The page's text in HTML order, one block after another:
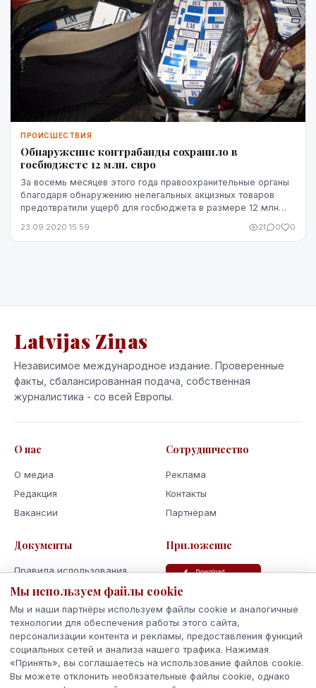
ПРОИСШЕСТВИЯ
Обнаружение контрабанды сохранило в
госбюджете 12 млн. евро
За восемь месяцев этого года правоохранительные органы
благодаря обнаружению нелегальных акцизных товаров
предотвратили ущерб для госбюджета в размере 12 млн
23.09.2020 15:59 21 0 0
Latvijas Ziņas
Независимое международное издание. Проверенные
факты, сбалансированная подача, собственная
журналистика - со всей Европы.
О нас
О медиа
Редакция
Вакансии
Сотрудничество
Реклама
Контакты
Партнёрам
Документы
Правила использования
Политика
Использование cookie
Кодекс поведения и этики
Приложение
Мы используем файлы cookie
Мы и наши партнёры используем файлы cookie и аналогичные
технологии для обеспечения работы этого сайта,
персонализации контента и рекламы, предоставления функций
социальных сетей и анализа нашего трафика. Нажимая
«Принять», вы соглашаетесь на использование файлов cookie.
Вы можете отклонить необязательные файлы cookie, однако